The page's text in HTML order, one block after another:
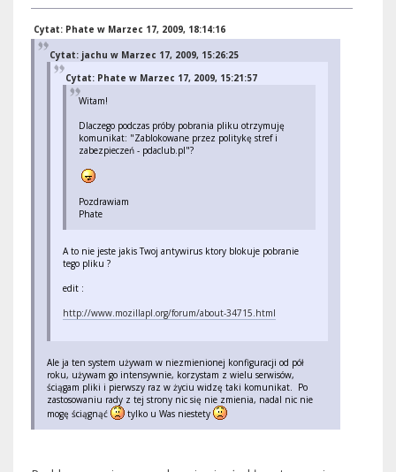
Cytat: Phate w Marzec 17, 2009, 18:14:16
Cytat: jachu w Marzec 17, 2009, 15:26:25
Cytat: Phate w Marzec 17, 2009, 15:21:57
Witam!
Dlaczego podczas próby pobrania pliku otrzymuję
komunikat: "Zablokowane przez politykę stref i
zabezpieczeń - pdaclub.pl"?
Pozdrawiam
Phate
A to nie jeste jakis Twoj antywirus ktory blokuje pobranie
tego pliku ?
edit :
http://www.mozillapl.org/forum/about-34715.html
Ale ja ten system używam w niezmienionej konfiguracji od pół
roku, używam go intensywnie, korzystam z wielu serwisów,
ściągam pliki i pierwszy raz w życiu widzę taki komunikat. Po
zastosowaniu rady z tej strony nic się nie zmienia, nadal nic nie
mogę ściągnąć
tylko u Was niestety